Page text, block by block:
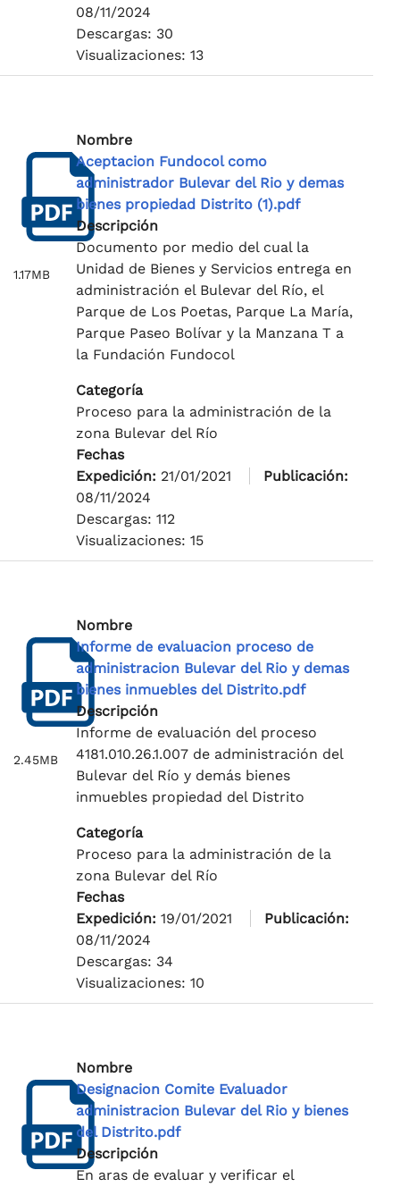
08/11/2024
Descargas: 30
Visualizaciones: 13
1.17MB
Nombre
Aceptacion Fundocol como
administrador Bulevar del Rio y demas
bienes propiedad Distrito (1).pdf
Descripción
Documento por medio del cual la
Unidad de Bienes y Servicios entrega en
administración el Bulevar del Río, el
Parque de Los Poetas, Parque La María,
Parque Paseo Bolívar y la Manzana T a
la Fundación Fundocol
Categoría
Proceso para la administración de la
zona Bulevar del Río
Fechas
Expedición: 21/01/2021
Publicación:
08/11/2024
Descargas: 112
Visualizaciones: 15
2.45MB
Nombre
Informe de evaluacion proceso de
administracion Bulevar del Rio y demas
bienes inmuebles del Distrito.pdf
Descripción
Informe de evaluación del proceso
4181.010.26.1.007 de administración del
Bulevar del Río y demás bienes
inmuebles propiedad del Distrito
Categoría
Proceso para la administración de la
zona Bulevar del Río
Fechas
Expedición: 19/01/2021
Publicación:
08/11/2024
Descargas: 34
Visualizaciones: 10
Nombre
Designacion Comite Evaluador
administracion Bulevar del Rio y bienes
del Distrito.pdf
Descripción
En aras de evaluar y verificar el